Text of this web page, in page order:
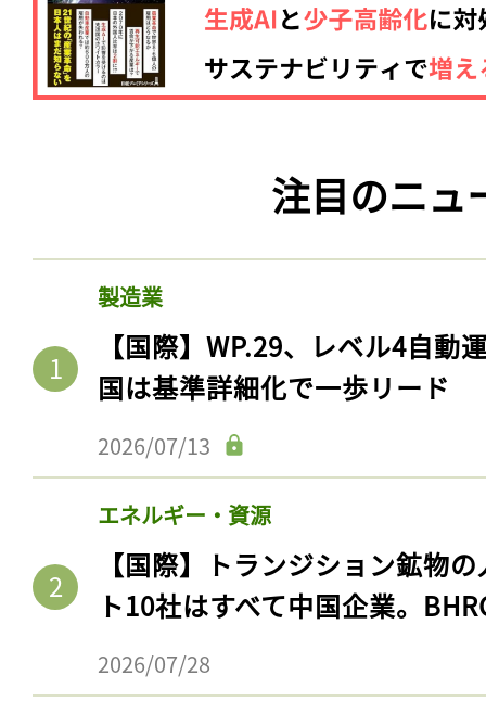
注目のニュ
製造業
【国際】WP.29、レベル4自動
国は基準詳細化で一歩リード
2026/07/13
エネルギー・資源
【国際】トランジション鉱物
ト10社はすべて中国企業。
2026/07/28